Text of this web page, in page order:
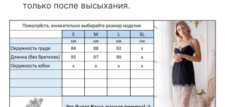
только после высыхания.